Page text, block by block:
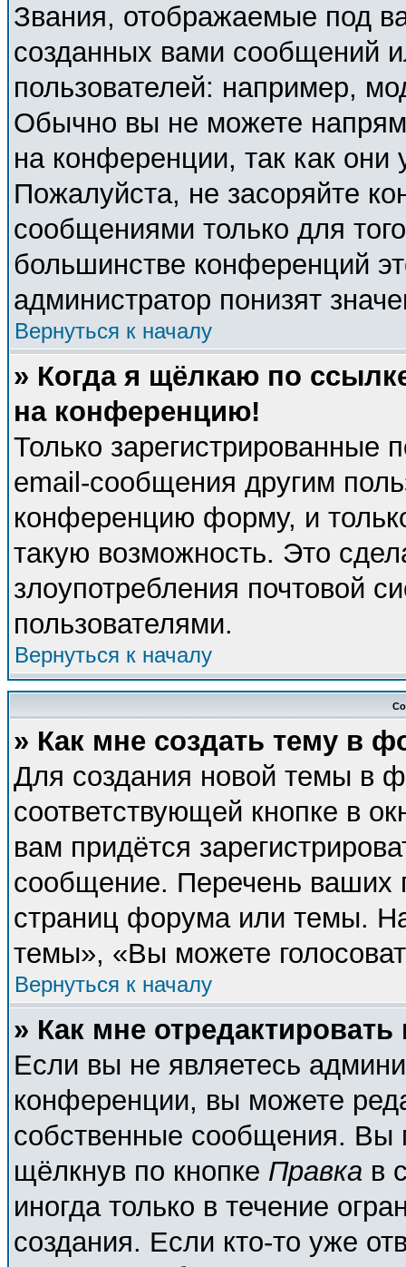
Звания, отображаемые под
созданных вами сообщений
пользователей: например,
Обычно вы не можете
на конференции, так как
Пожалуйста, не засоряйте
сообщениями только для
большинстве конференций
администратор понизят
Вернуться к началу
» Когда я щёлкаю по
на конференцию!
Только зарегистрированные
email-сообщения другим
конференцию форму, и
такую возможность. Это
злоупотребления почтовой
пользователями.
Вернуться к началу
» Как мне создать тему в
Для создания новой темы в
соответствующей кнопке в
вам придётся
сообщение. Перечень ваших
страниц форума или темы.
темы», «Вы можете
Вернуться к началу
» Как мне
Если вы не являетесь
конференции, вы можете
собственные сообщения. Вы
щёлкнув по кнопке Правка в
иногда только в течение
создания. Если кто-то уже